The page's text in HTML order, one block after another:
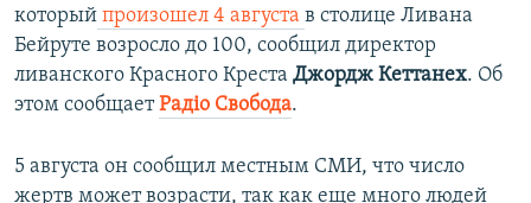
который произошел 4 августа в столице Ливана
Бейруте возросло до 100, сообщил директор
ливанского Красного Креста Джордж Кеттанех. Об
этом сообщаетРадіо Свобода.
5 августа он сообщил местным СМИ, что число
жертв может возрасти, так как еще много людей